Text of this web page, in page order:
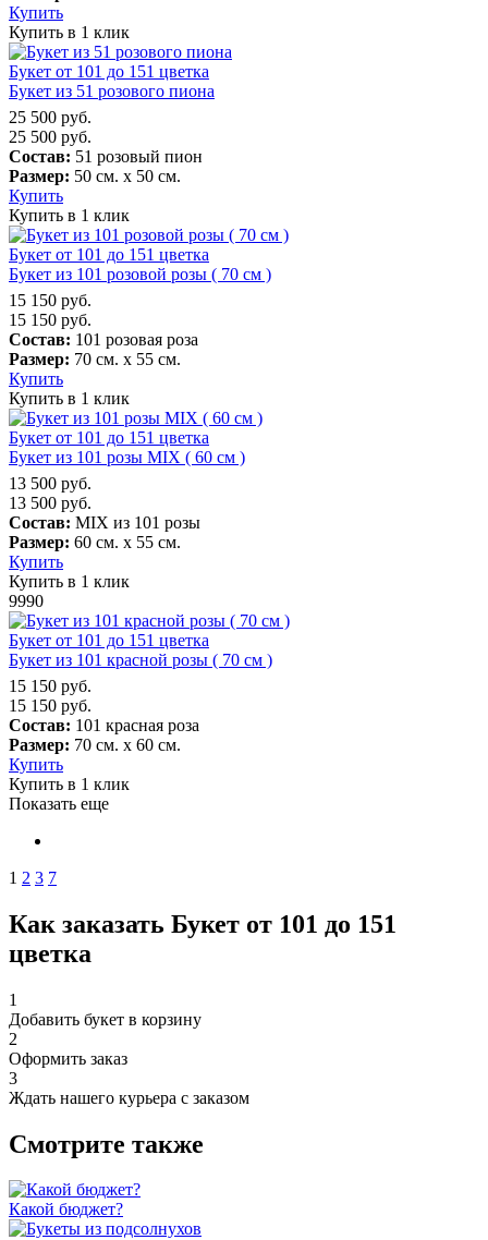
Купить
Купить в 1 клик
Букет от 101 до 151 цветка
Букет из 51 розового пиона
25 500 руб.
25 500 руб.
Состав: 51 розовый пион
Размер: 50 см. х 50 см.
Купить
Купить в 1 клик
Букет от 101 до 151 цветка
Букет из 101 розовой розы ( 70 см )
15 150 руб.
15 150 руб.
Состав: 101 розовая роза
Размер: 70 см. х 55 см.
Купить
Купить в 1 клик
Букет от 101 до 151 цветка
Букет из 101 розы MIX ( 60 см )
13 500 руб.
13 500 руб.
Состав: MIX из 101 розы
Размер: 60 см. х 55 см.
Купить
Купить в 1 клик
9990
Букет от 101 до 151 цветка
Букет из 101 красной розы ( 70 см )
15 150 руб.
15 150 руб.
Состав: 101 красная роза
Размер: 70 см. х 60 см.
Купить
Купить в 1 клик
Показать еще
1 2 3 7
Как заказать Букет от 101 до 151
цветка
1
Добавить букет в корзину
2
Оформить заказ
3
Ждать нашего курьера с заказом
Смотрите также
Какой бюджет?